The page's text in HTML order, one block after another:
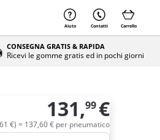
Aiuto Contatti Carrello
CONSEGNA GRATIS & RAPIDA
Ricevi le gomme gratis ed in pochi giorni
131,99 €
61 €) = 137,60€ per pneumatico